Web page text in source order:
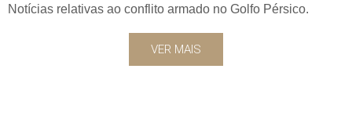
Notícias relativas ao conflito armado no Golfo Pérsico.
VER MAIS